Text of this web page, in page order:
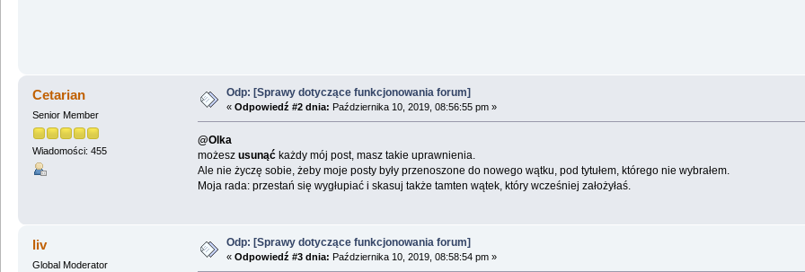
Cetarian
Senior Member
Wiadomości: 455
Odp: [Sprawy dotyczące funkcjonowania forum]
« Odpowiedź #2 dnia: Października 10, 2019, 08:56:55 pm »
@Olka
możesz usunąćkażdy mój post, masz takie uprawnienia.
Ale nie życzę sobie, żeby moje posty były przenoszone do nowego wątku, pod tytułem, którego nie wybrałem.
Moja rada: przestań się wygłupiać i skasuj także tamten wątek, który wcześniej założyłaś.
liv
Global Moderator
Odp: [Sprawy dotyczące funkcjonowania forum]
« Odpowiedź #3 dnia: Października 10, 2019, 08:58:54 pm »